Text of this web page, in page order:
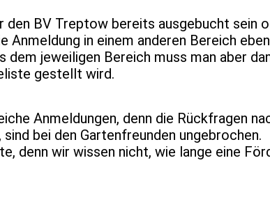
den BV Treptow bereits ausgebucht sein
Anmeldung in einem anderen Bereich
dem jeweiligen Bereich muss man aber
gestellt wird.
Anmeldungen, denn die Rückfragen
bei den Gartenfreunden ungebrochen.
denn wir wissen nicht, wie lange eine